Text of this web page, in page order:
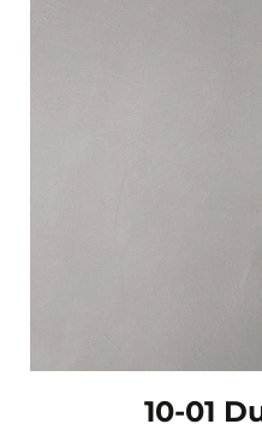
10-01